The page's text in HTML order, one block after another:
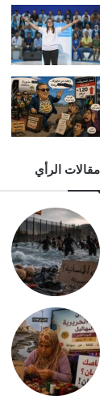
مقالات الرأي